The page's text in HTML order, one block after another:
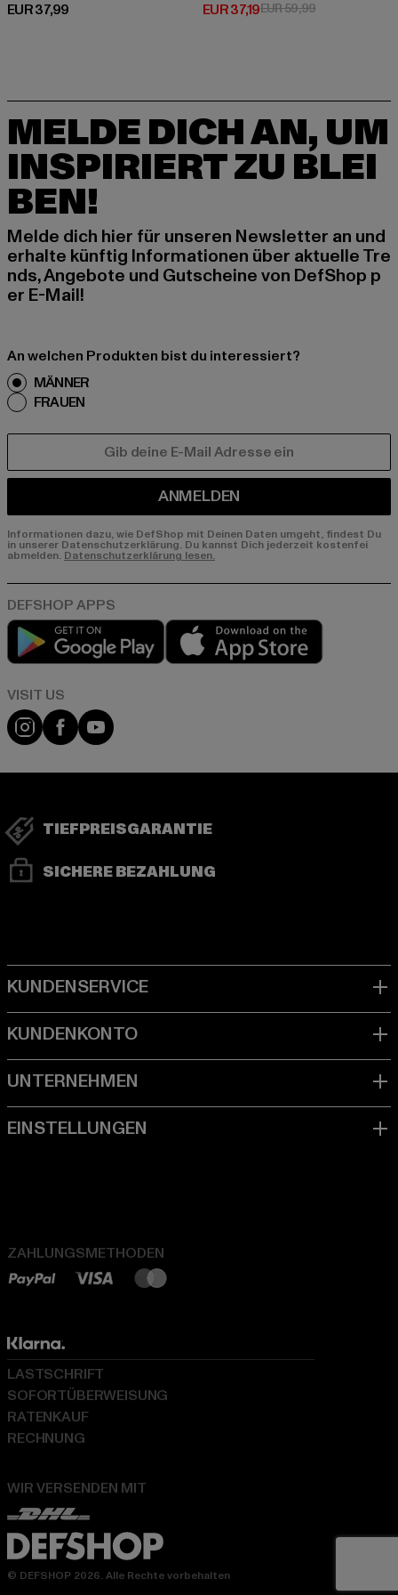
EUR 37,99
Derzeitiger Preis: EUR 37,99
EUR 37,19
Derzeitiger Preis: EUR 37,19
EUR 59,99Aktionspreis:
MELDE DICH AN, UM
INSPIRIERT ZU BLEI
BEN!
Melde dich hier für unseren Newsletter an und
erhalte künftig Informationen über aktuelle Tre
nds, Angebote und Gutscheine von DefShop p
er E-Mail!
An welchen Produkten bist du interessiert?
MÄNNER
FRAUEN
ANMELDEN
Informationen dazu, wie DefShop mit Deinen Daten umgeht, findest Du
in unserer Datenschutzerklärung. Du kannst Dich jederzeit kostenfei
abmelden. Datenschutzerklärung lesen.
Play market
Visit our Instagram page:
Visit our Facebook page:
Visit our YouTube channel:
TIEFPREISGARANTIE
SICHERE BEZAHLUNG
ZAHLUNGSMETHODEN
WIR VERSENDEN MIT
LASTSCHRIFT
SOFORTÜBERWEISUNG
RATENKAUF
RECHNUNG
© DEFSHOP 2026. Alle Rechte vorbehalten